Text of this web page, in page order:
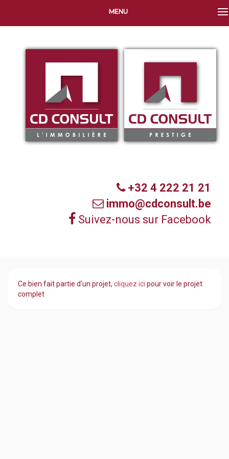
MENU
+32 4 222 21 21
immo@cdconsult.be
Suivez-nous sur Facebook
Ce bien fait partie d'un projet, cliquez ici pour voir le projet
complet